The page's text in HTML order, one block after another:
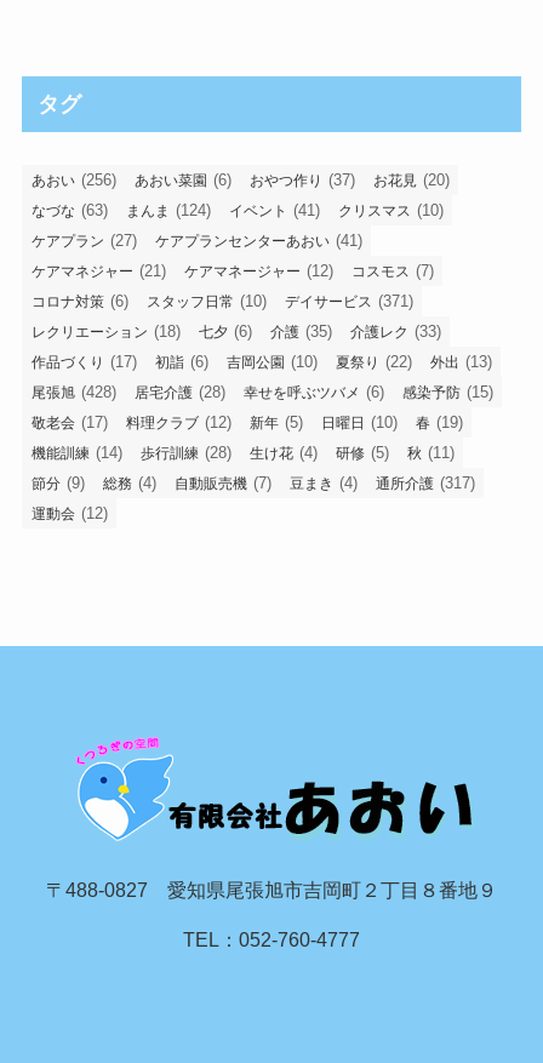
タグ
あおい (256) あおい菜園 (6) おやつ作り (37) お花見 (20)
なづな (63) まんま (124) イベント (41) クリスマス (10)
ケアプラン (27) ケアプランセンターあおい (41)
ケアマネジャー (21) ケアマネージャー (12) コスモス (7)
コロナ対策 (6) スタッフ日常 (10) デイサービス (371)
レクリエーション (18) 七夕 (6) 介護 (35) 介護レク (33)
作品づくり (17) 初詣 (6) 吉岡公園 (10) 夏祭り (22) 外出 (13)
尾張旭 (428) 居宅介護 (28) 幸せを呼ぶツバメ (6) 感染予防 (15)
敬老会 (17) 料理クラブ (12) 新年 (5) 日曜日 (10) 春 (19)
機能訓練 (14) 歩行訓練 (28) 生け花 (4) 研修 (5) 秋 (11)
節分 (9) 総務 (4) 自動販売機 (7) 豆まき (4) 通所介護 (317)
運動会 (12)
〒488-0827 愛知県尾張旭市吉岡町２丁目８番地９
TEL：052-760-4777